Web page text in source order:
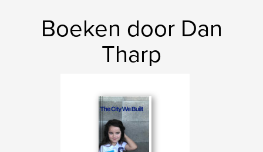
Boeken door Dan
Tharp